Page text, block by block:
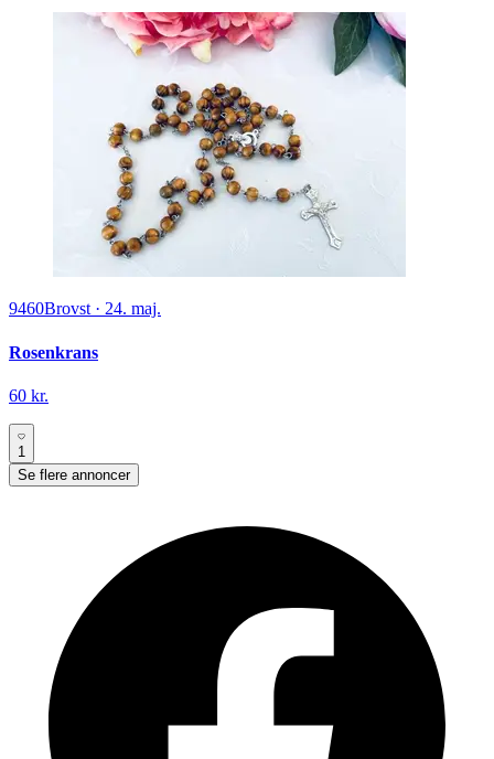
9460Brovst · 24. maj.
Rosenkrans
60 kr.
1
Se flere annoncer